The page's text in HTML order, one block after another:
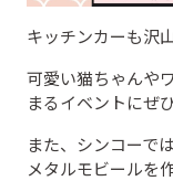
キッチンカーも沢
可愛い猫ちゃんや
まるイベントにぜ
また、シンコーで
メタルモビールを